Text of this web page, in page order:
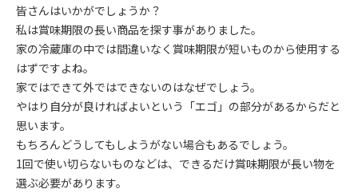
皆さんはいかがでしょうか？
私は賞味期限の長い商品を探す事がありました。
家の冷蔵庫の中では間違いなく賞味期限が短いものから使用する
はずですよね。
家ではできて外ではできないのはなぜでしょう。
やはり自分が良ければよいという「エゴ」の部分があるからだと
思います。
もちろんどうしてもしようがない場合もあるでしょう。
1回で使い切らないものなどは、できるだけ賞味期限が長い物を
選ぶ必要があります。